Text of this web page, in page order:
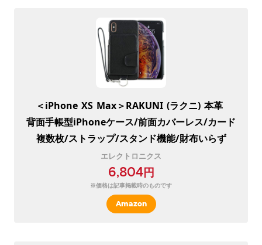
＜iPhone XS Max＞RAKUNI (ラクニ) 本革
背面手帳型iPhoneケース/前面カバーレス/カード
複数枚/ストラップ/スタンド機能/財布いらず
エレクトロニクス
6,804円
※価格は記事掲載時のものです
Amazon